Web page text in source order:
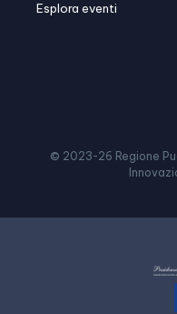
Esplora eventi
© 2023-26 Regione